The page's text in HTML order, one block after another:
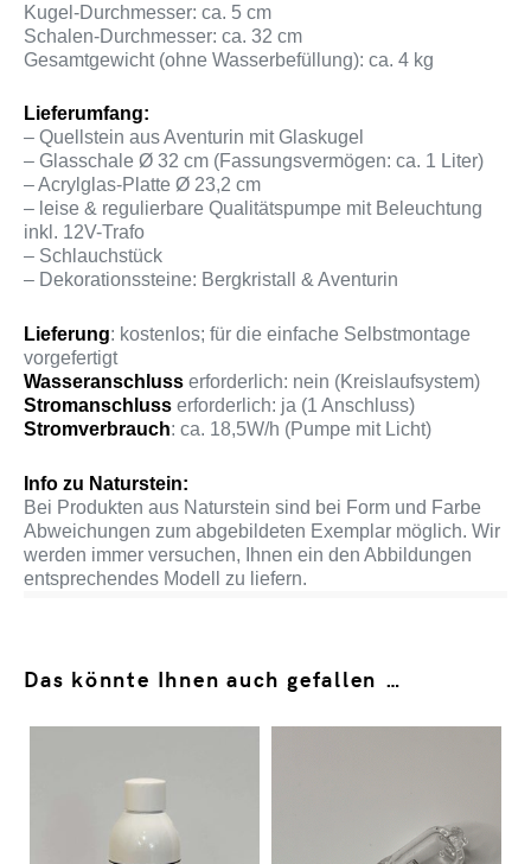
Kugel-Durchmesser: ca. 5 cm
Schalen-Durchmesser: ca. 32 cm
Gesamtgewicht (ohne Wasserbefüllung): ca. 4 kg
Lieferumfang:
– Quellstein aus Aventurin mit Glaskugel
– Glasschale Ø 32 cm (Fassungsvermögen: ca. 1 Liter)
– Acrylglas-Platte Ø 23,2 cm
– leise & regulierbare Qualitätspumpe mit Beleuchtung
inkl. 12V-Trafo
– Schlauchstück
– Dekorationssteine: Bergkristall & Aventurin
Lieferung: kostenlos; für die einfache Selbstmontage
vorgefertigt
Wasseranschluss erforderlich: nein (Kreislaufsystem)
Stromanschluss erforderlich: ja (1 Anschluss)
Stromverbrauch: ca. 18,5W/h (Pumpe mit Licht)
Info zu Naturstein:
Bei Produkten aus Naturstein sind bei Form und Farbe
Abweichungen zum abgebildeten Exemplar möglich. Wir
werden immer versuchen, Ihnen ein den Abbildungen
entsprechendes Modell zu liefern.
Das könnte Ihnen auch gefallen …